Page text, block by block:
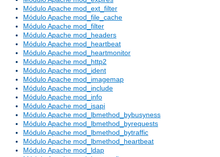
Módulo Apache mod_ext_filter
Módulo Apache mod_file_cache
Módulo Apache mod_filter
Módulo Apache mod_headers
Módulo Apache mod_heartbeat
Módulo Apache mod_heartmonitor
Módulo Apache mod_http2
Módulo Apache mod_ident
Módulo Apache mod_imagemap
Módulo Apache mod_include
Módulo Apache mod_info
Módulo Apache mod_isapi
Módulo Apache mod_lbmethod_bybusyness
Módulo Apache mod_lbmethod_byrequests
Módulo Apache mod_lbmethod_bytraffic
Módulo Apache mod_lbmethod_heartbeat
Módulo Apache mod_ldap